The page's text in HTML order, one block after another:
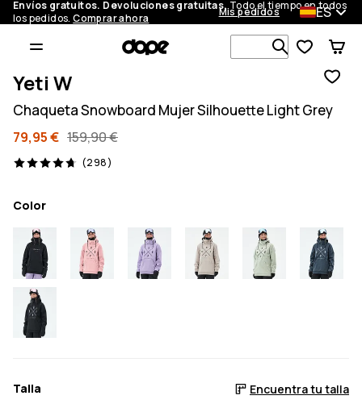
Envíos gratuitos. Devoluciones gratuitas.Todo el tiempo en todos
los pedidos.Comprar ahora Mis pedidos ES
Busca en
Yeti W
Chaqueta Snowboard Mujer Silhouette Light Grey
79,95 € 159,90 €
(298)
298 opiniones, 4.7/5
Color
Talla Encuentra tu talla